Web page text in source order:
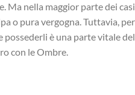
Ma nella maggior parte dei
o pura vergogna. Tuttavia,
possederli è una parte vitale del
con le Ombre.